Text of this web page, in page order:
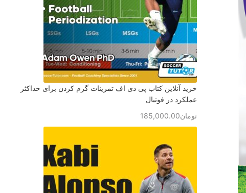
خرید آنلاین کتاب پی دی اف تمرینات گرم کردن برای حداکثر
عملکرد در فوتبال
تومان185,000.00